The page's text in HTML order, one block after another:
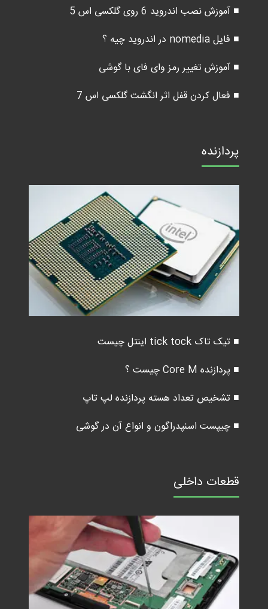
■ آموزش نصب اندروید 6 روی گلکسی اس 5
■ فایل nomedia در اندروید چیه ؟
■ آموزش تغییر رمز وای فای با گوشی
■ فعال کردن قفل اثر انگشت گلکسی اس 7
پردازنده
■ تیک تاک tick tock اینتل چیست
■ پردازنده Core M چیست ؟
■ تشخیص تعداد هسته پردازنده لپ تاپ
■ چیپست اسنپدراگون و انواع آن در گوشی
قطعات داخلی